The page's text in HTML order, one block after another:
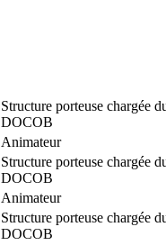
Structure porteuse chargée
DOCOB
Animateur
Structure porteuse chargée
DOCOB
Animateur
Structure porteuse chargée
DOCOB